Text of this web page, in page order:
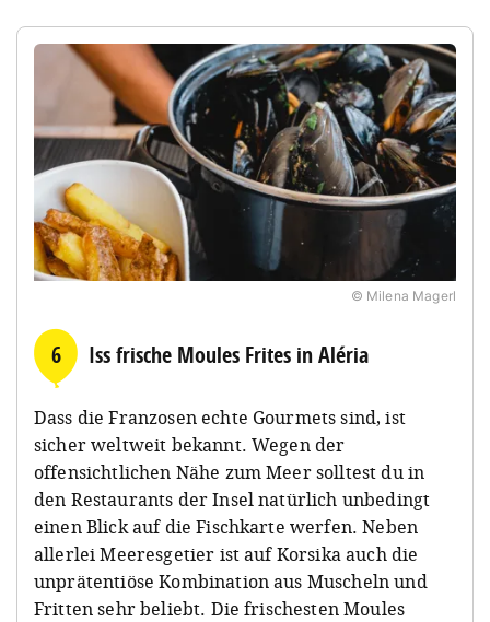
© Milena Magerl
6 Iss frische Moules Frites in Aléria
Dass die Franzosen echte Gourmets sind, ist
sicher weltweit bekannt. Wegen der
offensichtlichen Nähe zum Meer solltest du in
den Restaurants der Insel natürlich unbedingt
einen Blick auf die Fischkarte werfen. Neben
allerlei Meeresgetier ist auf Korsika auch die
unprätentiöse Kombination aus Muscheln und
Fritten sehr beliebt. Die frischesten Moules